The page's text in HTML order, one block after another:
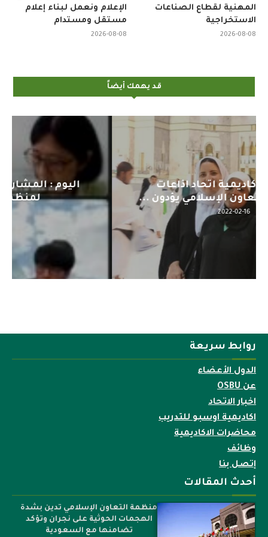
الإعلام ونعمل لبناء إعلام
مستقل ومستدام
2026-08-08
المهنية لقطاع الصناعات
الاستخراجية
2026-08-08
قد يهمك أيضاً
اليوم : المشاركة بالاجتماع التحضيري
لمنظمي قمة اسيا...
2022-04-12
روابط سريعة
الدول الأعضاء
عن OSBU
اخبار الاتحاد
اكاديمية اوسبو للتدريب
محاضرات الاكاديمية
وظائف
إتصل بنا
أحدث المقالات
منظمة التعاون الإسلامي تدين بشدة
الهجمات الحوثية على نجران وتؤكد
تضامنها مع السعودية